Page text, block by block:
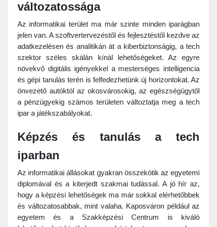
változatossága
Az informatikai terület ma már szinte minden iparágban
jelen van. A szoftvertervezéstől és fejlesztéstől kezdve az
adatkezelésen és analitikán át a kiberbiztonságig, a tech
szektor széles skálán kínál lehetőségeket. Az egyre
növekvő digitális igényekkel a mesterséges intelligencia
és gépi tanulás terén is felfedezhetünk új horizontokat. Az
önvezető autóktól az okosvárosokig, az egészségügytől
a pénzügyekig számos területen változtatja meg a tech
ipar a játékszabályokat.
Képzés és tanulás a tech
iparban
Az informatikai állásokat gyakran összekötik az egyetemi
diplomával és a kiterjedt szakmai tudással. A jó hír az,
hogy a képzési lehetőségek ma már sokkal elérhetőbbek
és változatosabbak, mint valaha. Kaposváron például az
egyetem és a Szakképzési Centrum is kiváló